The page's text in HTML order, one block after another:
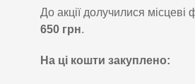
До акції долучилися
650 грн.
На ці кошти закуплено: